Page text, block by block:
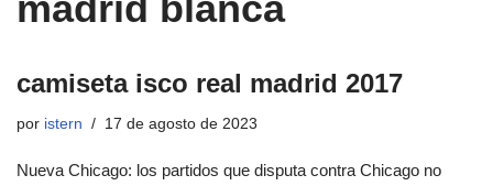
camiseta isco real madrid 2017
por istern 17 de agosto de 2023
Nueva Chicago: los partidos que disputa contra Chicago no